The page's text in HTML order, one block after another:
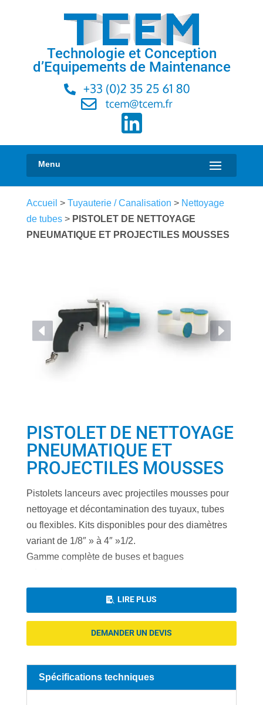
Technologie et Conception
d’Equipements de Maintenance
Accueil > Tuyauterie / Canalisation > Nettoyage
de tubes> PISTOLET DE NETTOYAGE
PNEUMATIQUE ET PROJECTILES MOUSSES
D E
PISTOLET DE NETTOYAGE
PNEUMATIQUE ET
PROJECTILES MOUSSES
Pistolets lanceurs avec projectiles mousses pour
nettoyage et décontamination des tuyaux, tubes
ou flexibles. Kits disponibles pour des diamètres
variant de 1/8″ » à 4″ »1/2.
Gamme complète de buses et bagues
Gamme de projectiles variant de 2mm à 95mm et
se déclinant en plusieurs épaisseurs et
caractéristiques : densité normale, densité haute,
projectiles abrasifs, projectiles récurrents,
 LIRE PLUS
DEMANDER UN DEVIS
Spécifications techniques